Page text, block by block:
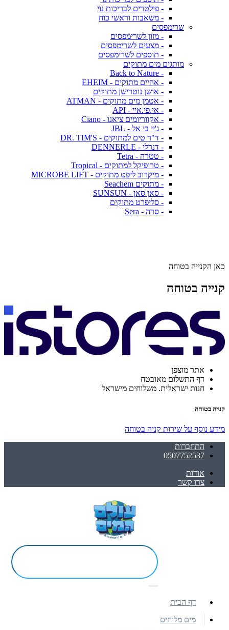
- פילטרים לבריכות נוי
- משאבות וראשי כוח
שרימפסים
- מזון לשרימפסים
- מצעים לשרימפסים
- תוספים לשרימפסים
מותגים מים מתוקים
- Back to Nature
- אהיים מתוקים - EHEIM
- אושן נוטרישן מתוקים
- אטמן מים מתוקים - ATMAN
- אי.פי.איי - API
- אקווריומים ציאנו - Ciano
- ג'יי בי אל - JBL
- ד"ר טים למתוקים - DR. TIM'S
- דנרלי - DENNERLE
- טטרה - Tetra
- טרופיקל למתוקים - Tropical
- מיקרוב ליפט מתוקים - MICROBE LIFT
- מתוקים Seachem
- סאן סאן - SUNSUN
- סליפרט מתוקים
- סרה - Sera
כאן הקנייה בטוחה
קנייה בטוחה
אתר מוצפן
דף התשלום מאובטח
חנות ישראלית. משלוחים מישראל
קנייה בטוחה
מידע נוסף על שירות קניה בטוחה
התחברות
0507752537
אודות
צרו קשר
דף הבית
מים מלוחים